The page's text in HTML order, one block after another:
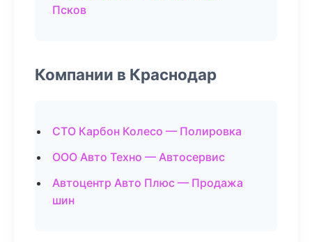
Псков
Компании в Краснодар
СТО Карбон Колесо — Полировка
ООО Авто Техно — Автосервис
Автоцентр Авто Плюс — Продажа
шин